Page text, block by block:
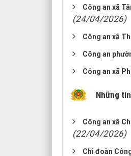
Công an xã
(24/04/2026)
Công an xã
Công an
Công an xã
Những
Công an xã
(22/04/2026)
Chi đoàn